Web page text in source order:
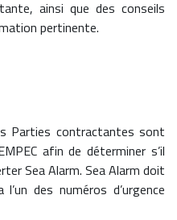
ainsi que des conseils
pertinente.
Parties contractantes sont
afin de déterminer s’il
Sea Alarm. Sea Alarm doit
des numéros d’urgence